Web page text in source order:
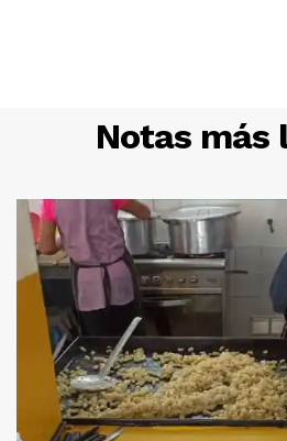
Notas más